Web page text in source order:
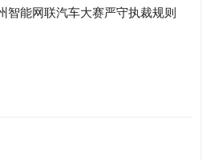
智能网联汽车大赛严守执裁规则